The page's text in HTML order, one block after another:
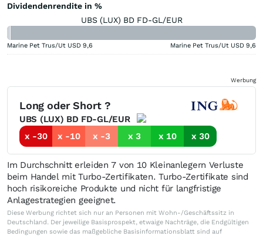
Dividendenrendite in %
UBS (LUX) BD FD-GL/EUR
Marine Pet Trus/Ut USD 9,6 Marine Pet Trus/Ut USD 9,6
Werbung
Long oder Short ?
UBS (LUX) BD FD-GL/EUR
x -30
x -10 x -3 x 3 x 10 x 30
Im Durchschnitt erleiden 7 von 10 Kleinanlegern Verluste
beim Handel mit Turbo-Zertifikaten. Turbo-Zertifikate sind
hoch risikoreiche Produkte und nicht für langfristige
Anlagestrategien geeignet.
Diese Werbung richtet sich nur an Personen mit Wohn-/Geschäftssitz in
Deutschland. Der jeweilige Basisprospekt, etwaige Nachträge, die Endgültigen
Bedingungen sowie das maßgebliche Basisinformationsblatt sind auf